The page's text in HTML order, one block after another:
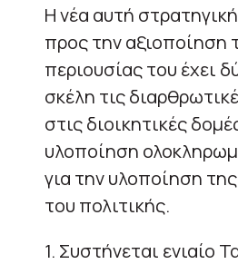
Η νέα αυτή
προς την αξιοποίηση
περιουσίας του έχει
σκέλη τις
στις διοικητικές
υλοποίηση
για την υλοποίηση
του πολιτικής.
1. Συστήνεται ενιαίο